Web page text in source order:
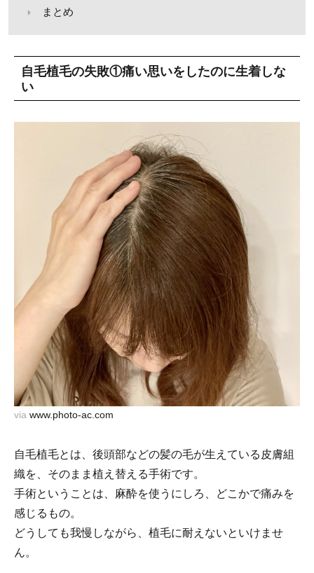
まとめ
自毛植毛の失敗①痛い思いをしたのに生着しな
い
via www.photo-ac.com
自毛植毛とは、後頭部などの髪の毛が生えている皮膚組
織を、そのまま植え替える手術です。
手術ということは、麻酔を使うにしろ、どこかで痛みを
感じるもの。
どうしても我慢しながら、植毛に耐えないといけませ
ん。